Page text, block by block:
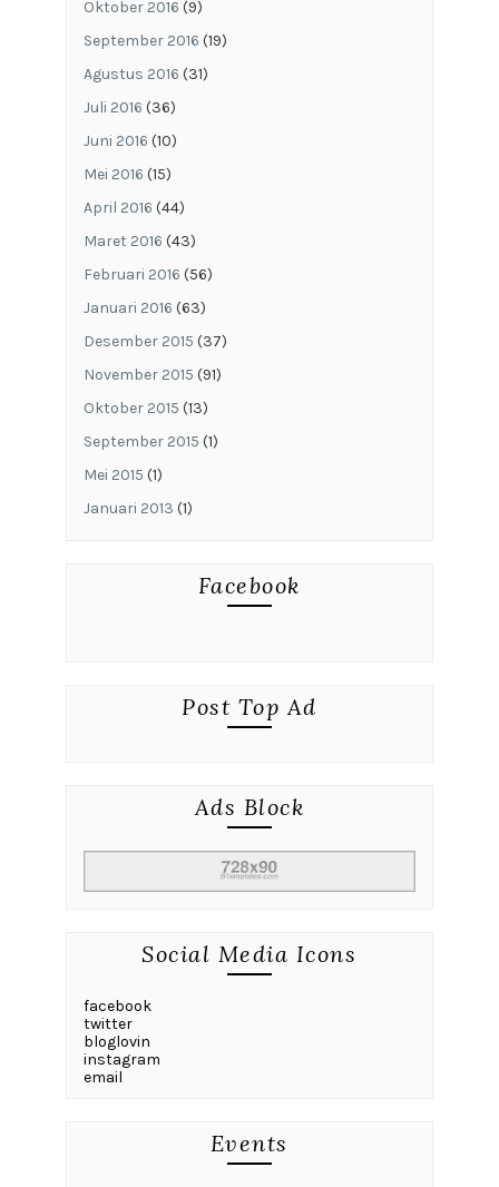
Oktober 2016 (9)
September 2016 (19)
Agustus 2016 (31)
Juli 2016 (36)
Juni 2016 (10)
Mei 2016 (15)
April 2016 (44)
Maret 2016 (43)
Februari 2016 (56)
Januari 2016 (63)
Desember 2015 (37)
November 2015 (91)
Oktober 2015 (13)
September 2015 (1)
Mei 2015 (1)
Januari 2013 (1)
Facebook
Post Top Ad
Ads Block
Social Media Icons
facebook
twitter
bloglovin
instagram
email
Events